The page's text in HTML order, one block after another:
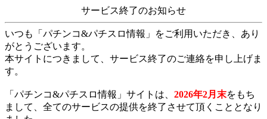
サービス終了のお知らせ
いつも「パチンコ&パチスロ情報」をご利用いただき、あり
がとうございます。
本サイトにつきまして、サービス終了のご連絡を申し上げま
す。
「パチンコ&パチスロ情報」サイトは、 2026年2月末をもち
まして、全てのサービスの提供を終了させて頂くこととなり